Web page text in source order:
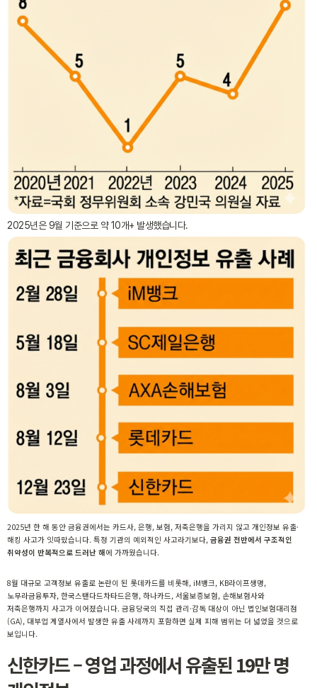
2025년은 9월 기준으로 약 10개+ 발생했습니다.
2025년 한 해 동안 금융권에서는 카드사, 은행, 보험, 저축은행을 가리지 않고 개인정보 유출·
해킹 사고가 잇따랐습니다. 특정 기관의 예외적인 사고라기보다, 금융권 전반에서 구조적인
취약성이 반복적으로 드러난 해에 가까웠습니다.
8월 대규모 고객정보 유출로 논란이 된 롯데카드를 비롯해, iM뱅크, KB라이프생명,
노무라금융투자, 한국스탠다드차타드은행, 하나카드, 서울보증보험, 손해보험사와
저축은행까지 사고가 이어졌습니다. 금융당국의 직접 관리·감독 대상이 아닌 법인보험대리점
(GA), 대부업 계열사에서 발생한 유출 사례까지 포함하면 실제 피해 범위는 더 넓었을 것으로
보입니다.
신한카드 – 영업 과정에서 유출된 19만 명